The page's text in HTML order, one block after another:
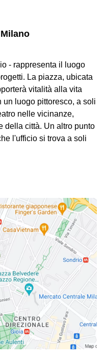
- rappresenta il luogo
La piazza, ubicata
vitalità alla vita
luogo pittoresco, a soli
nelle vicinanze,
della città. Un altro punto
l'ufficio si trova a soli